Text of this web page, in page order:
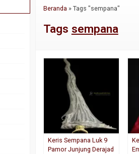
Beranda» Tags "sempana"
Tags sempana
Keris Sempana Luk 9
Pamor Junjung Derajad